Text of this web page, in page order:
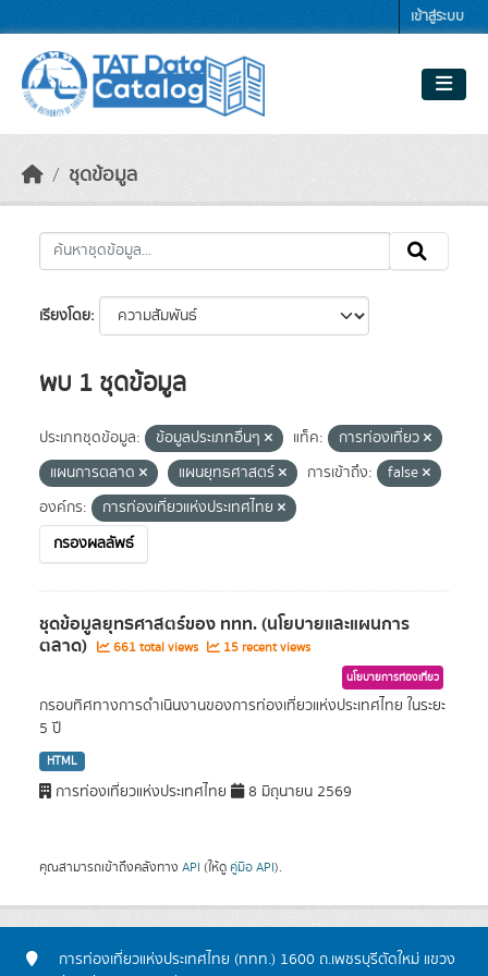
เข้าสู่ระบบ
ชุดข้อมูล
เรียงโดย
พบ 1 ชุดข้อมูล
ประเภทชุดข้อมูล: ข้อมูลประเภทอื่นๆ แท็ค:
การท่องเที่ยว
แผนการตลาด
แผนยุทธศาสตร์ การเข้าถึง:
false
องค์กร:
การท่องเที่ยวแห่งประเทศไทย
กรองผลลัพธ์
ชุดข้อมูลยุทธศาสตร์ของ ททท. (นโยบายและแผนการ
ตลาด) 661 total views 15 recent views
นโยบายการท่องเที่ยว
กรอบทิศทางการดำเนินงานของการท่องเที่ยวแห่งประเทศไทย ในระยะ
5 ปี
HTML
การท่องเที่ยวแห่งประเทศไทย 8 มิถุนายน 2569
คุณสามารถเข้าถึงคลังทาง API (ให้ดู คู่มือ API).
การท่องเที่ยวแห่งประเทศไทย (ททท.) 1600 ถ.เพชรบุรีตัดใหม่ แขวง